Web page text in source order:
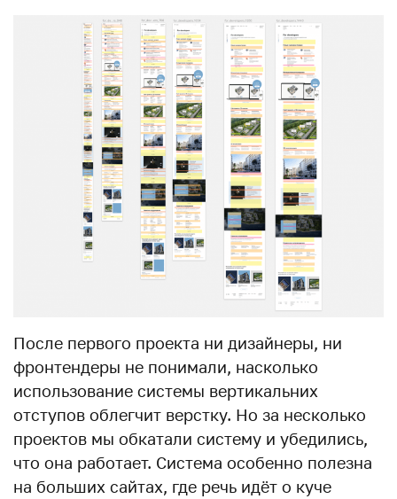
После первого проекта ни дизайнеры, ни
фронтендеры не понимали, насколько
использование системы вертикальних
отступов облегчит верстку. Но за несколько
проектов мы обкатали систему и убедились,
что она работает. Система особенно полезна
на больших сайтах, где речь идёт о куче